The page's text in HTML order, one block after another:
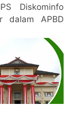
Diskominfo
dalam APBD